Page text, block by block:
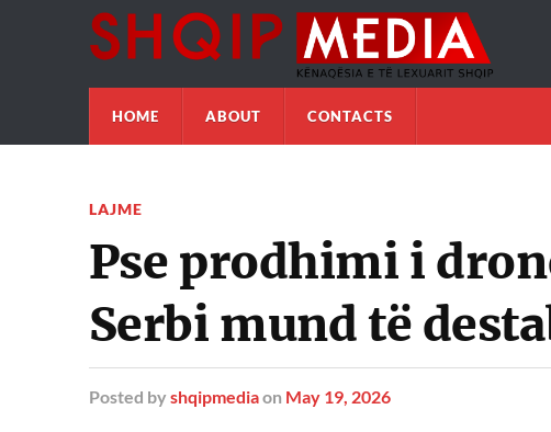
HOME ABOUT CONTACTS
LAJME
Pse prodhimi i
Serbi mund të
Posted by shqipmediaon May 19, 2026